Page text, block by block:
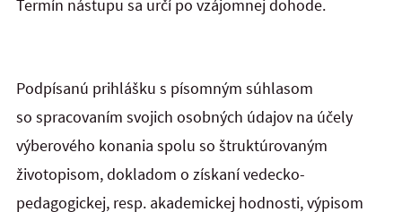
Termín nástupu sa určí po vzájomnej dohode.
Podpísanú prihlášku s písomným súhlasom
so spracovaním svojich osobných údajov na účely
výberového konania spolu so štruktúrovaným
životopisom, dokladom o získaní vedecko-
pedagogickej, resp. akademickej hodnosti, výpisom